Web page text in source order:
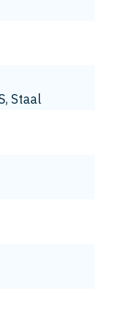
Staal